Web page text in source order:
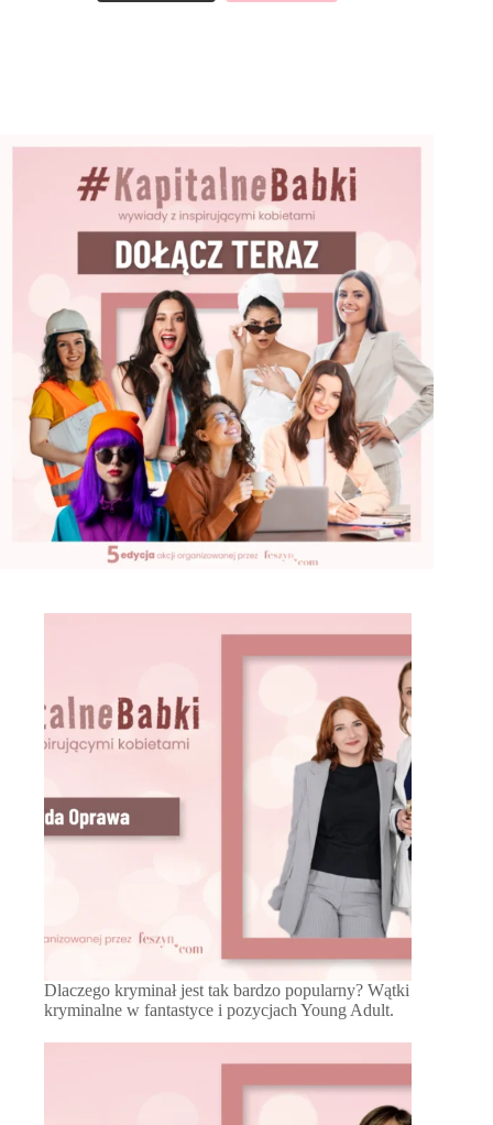
Dlaczego kryminał jest tak bardzo popularny? Wątki
kryminalne w fantastyce i pozycjach Young Adult.